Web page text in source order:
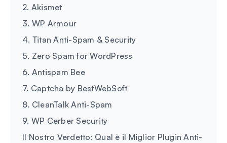
2. Akismet
3. WP Armour
4. Titan Anti-Spam & Security
5. Zero Spam for WordPress
6. Antispam Bee
7. Captcha by BestWebSoft
8. CleanTalk Anti-Spam
9. WP Cerber Security
Il Nostro Verdetto: Qual è il Miglior Plugin Anti-